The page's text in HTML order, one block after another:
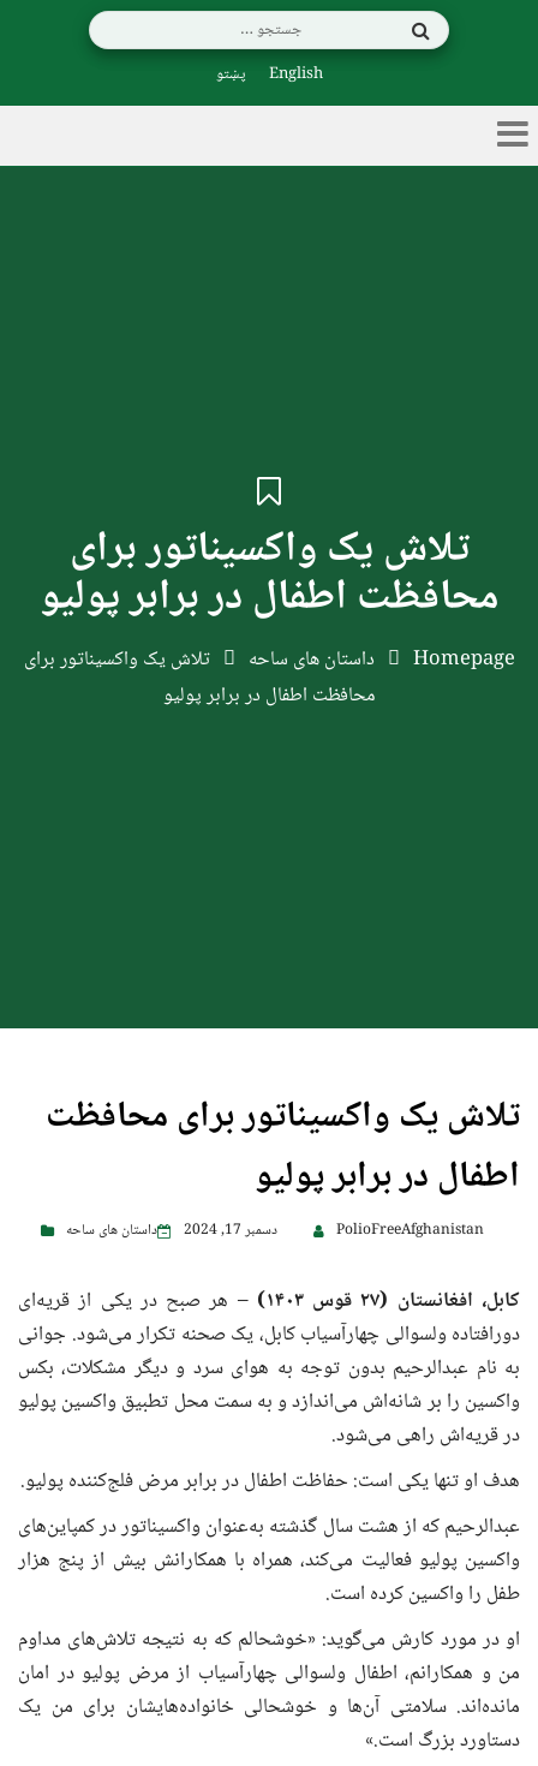
English پښتو
تلاش‌ یک واکسیناتور برای
محافظت اطفال در برابر پولیو
Homepage داستان های ساحه
تلاش‌ یک واکسیناتور برای
محافظت اطفال در برابر پولیو
تلاش‌ یک واکسیناتور برای محافظت
اطفال در برابر پولیو
PolioFreeAfghanistan دسمبر 17, 2024 داستان های ساحه
کابل، افغانستان (۲۷ قوس ۱۴۰۳) – هر صبح در یکی از قریه‌ای
دورافتاده ولسوالی چهارآسیاب کابل، یک صحنه تکرار می‌شود. جوانی
به نام عبدالرحیم بدون توجه به هوای سرد و دیگر مشکلات، بکس
واکسین را بر شانه‌اش می‌اندازد و به سمت محل تطبیق واکسین پولیو
در قریه‌اش راهی می‌شود.
هدف او تنها یکی است: حفاظت اطفال در برابر مرض فلج‌کننده پولیو.
عبدالرحیم که از هشت سال گذشته به‌عنوان واکسیناتور در کمپاین‌های
واکسین پولیو فعالیت می‌کند، همراه با همکارانش بیش از پنج هزار
طفل را واکسین کرده است.
او در مورد کارش می‌گوید: «خوشحالم که به نتیجه تلاش‌های مداوم
من و همکارانم، اطفال ولسوالی چهارآسیاب از مرض پولیو در امان
مانده‌اند. سلامتی آن‌ها و خوشحالی خانواده‌هایشان برای من یک
دستاورد بزرگ است.»